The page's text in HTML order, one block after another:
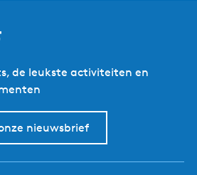
de leukste activiteiten en
nieuwsbrief